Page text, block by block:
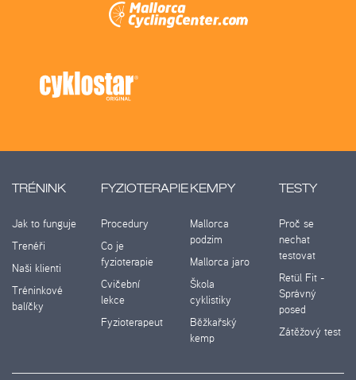
TRÉNINK
Jak to funguje
Trenéři
Naši klienti
Tréninkové
balíčky
FYZIOTERAPIE
Procedury
Co je
fyzioterapie
Cvičební
lekce
Fyzioterapeut
KEMPY
Mallorca
podzim
Mallorca jaro
Škola
cyklistiky
Běžkařský
kemp
TESTY
Proč se
nechat
testovat
Retül Fit -
Správný
posed
Zátěžový test